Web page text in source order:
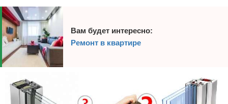
Вам будет интересно:
Ремонт в квартире